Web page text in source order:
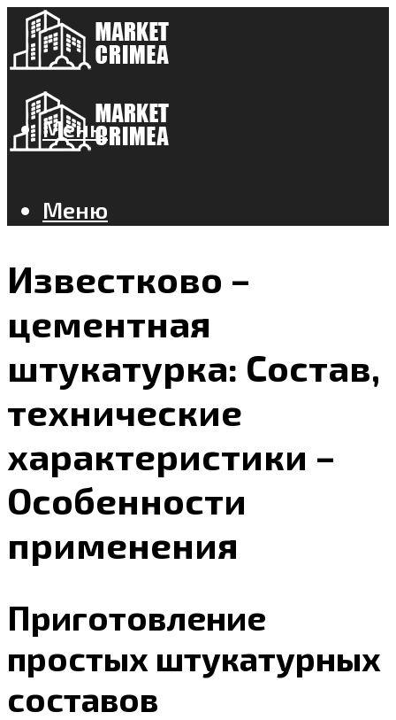
Меню
Меню
Известково –
цементная
штукатурка: Состав,
технические
характеристики –
Особенности
применения
Приготовление
простых штукатурных
составов